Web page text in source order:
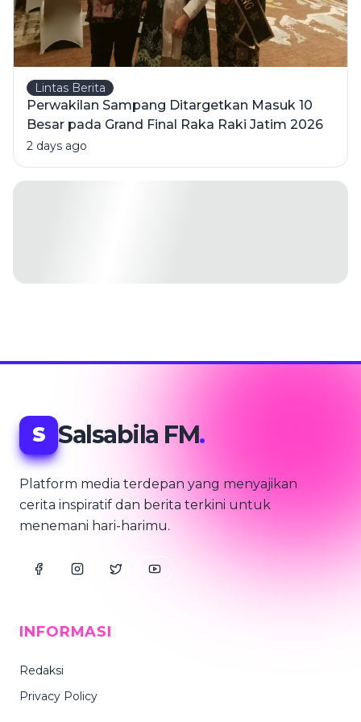
Lintas Berita
Perwakilan Sampang Ditargetkan Masuk 10
Besar pada Grand Final Raka Raki Jatim 2026
2 days ago
S Salsabila FM.
Platform media terdepan yang menyajikan
cerita inspiratif dan berita terkini untuk
menemani hari-harimu.
INFORMASI
Redaksi
Privacy Policy